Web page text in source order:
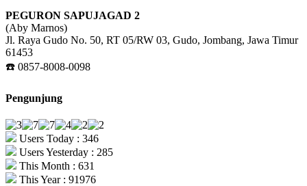
PEGURON SAPUJAGAD 2
(Aby Marnos)
Jl. Raya Gudo No. 50, RT 05/RW 03, Gudo, Jombang, Jawa Timur
61453
☎️ 0857-8008-0098
Pengunjung
Users Today : 346
Users Yesterday : 285
This Month : 631
This Year : 91976